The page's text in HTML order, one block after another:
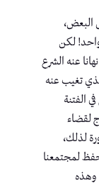
البعض،
لكن
عنه الشرع
تغيب عنه
الفتنة
لقضاء
لذلك،
لمجتمعنا
وهذه